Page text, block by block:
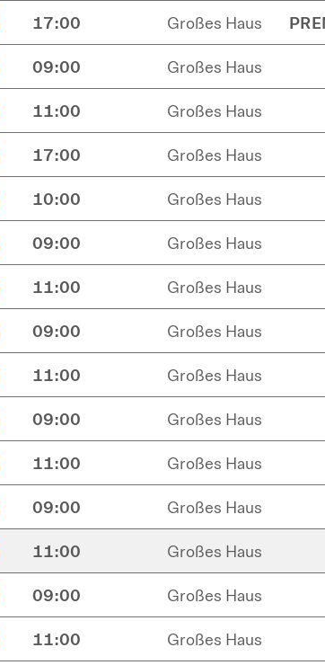
17:00 Großes Haus
09:00
Großes Haus
11:00
Großes Haus
17:00
Großes Haus
10:00
Großes Haus
09:00
Großes Haus
11:00
Großes Haus
09:00
Großes Haus
11:00
Großes Haus
09:00
Großes Haus
11:00
Großes Haus
09:00
Großes Haus
11:00
Großes Haus
09:00
Großes Haus
11:00 Großes Haus